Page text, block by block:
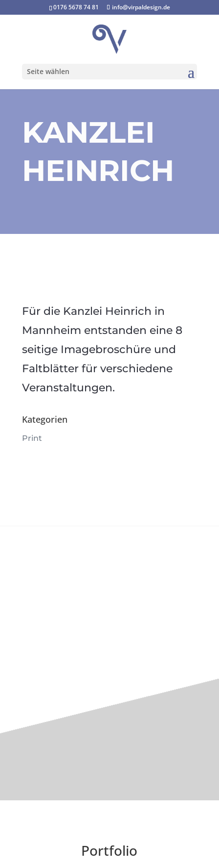
0176 5678 74 81 info@virpaldesign.de
Seite wählen
KANZLEI
HEINRICH
Für die Kanzlei Heinrich in
Mannheim entstanden eine 8
seitige Imagebroschüre und
Faltblätter für verschiedene
Veranstaltungen.
Kategorien
Print
Portfolio